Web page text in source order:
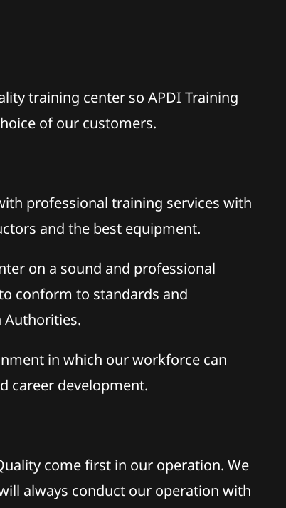
training center so APDI Training
of our customers.
professional training services with
and the best equipment.
on a sound and professional
conform to standards and
Authorities.
in which our workforce can
career development.
come first in our operation. We
always conduct our operation with